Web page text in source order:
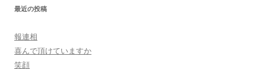
最近の投稿
報連相
喜んで頂けていますか
笑顔